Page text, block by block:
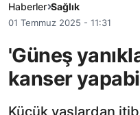
Haberler Sağlık
01 Temmuz 2025 - 11:31
'Güneş
kanser
Küçük yaşlardan